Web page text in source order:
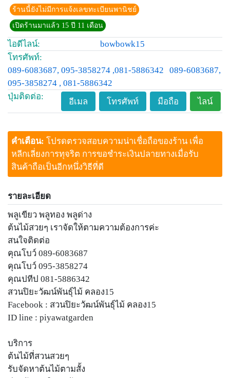
ร้านนี้ยังไม่มีการแจ้งเลขทะเบียนพานิชย์
เปิดร้านมาแล้ว 15 ปี 11 เดือน
ไอดีไลน์:
bowbowk15
โทรศัพท์:
089-6083687, 095-3858274 ,081-5886342
089-6083687,
095-3858274 , 081-5886342
ปุ่มติดต่อ:
อีเมล โทรศัพท์ มือถือ ไลน์
คำเตือน: โปรดตรวจสอบความน่าเชื่อถือของร้าน เพื่อ
หลีกเลี่ยงการทุจริต การขอชำระเงินปลายทางเมื่อรับ
สินค้าถือเป็นอีกหนึ่งวิธีที่ดี
รายละเอียด
พลูเขียว พลูทอง พลูด่าง
ต้นไม้สวยๆ เราจัดให้ตามความต้องการค่ะ
สนใจติดต่อ
คุณโบว์ 089-6083687
คุณโบว์ 095-3858274
คุณปทีป 081-5886342
สวนปิยะวัฒน์พันธุ์ไม้ คลอง15
Facebook : สวนปิยะวัฒน์พันธุ์ไม้ คลอง15
ID line : piyawatgarden
บริการ
ต้นไม้ที่สวนสวยๆ
รับจัดหาต้นไม้ตามสั้ง